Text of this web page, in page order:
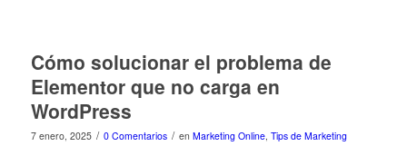
Cómo solucionar el problema de
Elementor que no carga en
WordPress
7 enero, 2025 / 0 Comentarios / en Marketing Online, Tips de Marketing